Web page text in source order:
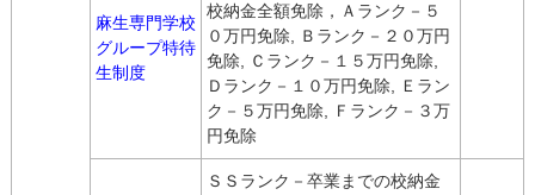
麻生専門学校
グループ特待
生制度
校納金全額免除，Ａランク－５
０万円免除, Ｂランク－２０万円
免除, Ｃランク－１５万円免除,
Ｄランク－１０万円免除, Ｅラン
ク－５万円免除, Ｆランク－３万
円免除
ＳＳランク－卒業までの校納金